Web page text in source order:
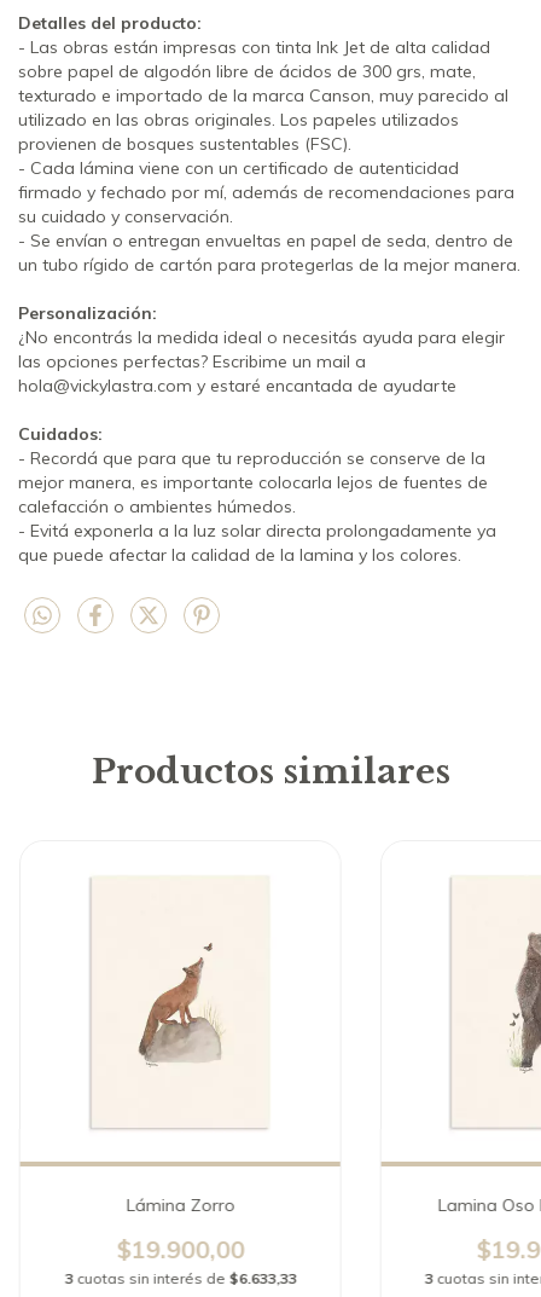
Detalles del producto:
- Las obras están impresas con tinta Ink Jet de alta calidad
sobre papel de algodón libre de ácidos de 300 grs, mate,
texturado e importado de la marca Canson, muy parecido al
utilizado en las obras originales. Los papeles utilizados
provienen de bosques sustentables (FSC).
- Cada lámina viene con un certificado de autenticidad
firmado y fechado por mí, además de recomendaciones para
su cuidado y conservación.
- Se envían o entregan envueltas en papel de seda, dentro de
un tubo rígido de cartón para protegerlas de la mejor manera.
Personalización:
¿No encontrás la medida ideal o necesitás ayuda para elegir
las opciones perfectas? Escribime un mail a
hola@vickylastra.com y estaré encantada de ayudarte
Cuidados:
- Recordá que para que tu reproducción se conserve de la
mejor manera, es importante colocarla lejos de fuentes de
calefacción o ambientes húmedos.
- Evitá exponerla a la luz solar directa prolongadamente ya
que puede afectar la calidad de la lamina y los colores.
Productos similares
Lámina Zorro
$19.900,00
3 cuotas sin interés de $6.633,33
Lamina
3 cuotas sin